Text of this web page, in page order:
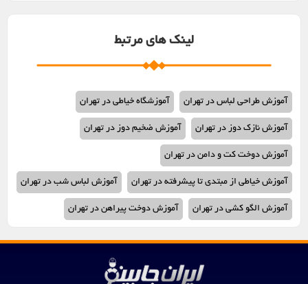
لینک های مرتبط
آموزش طراحی لباس در تهران آموزشگاه خیاطی در تهران
آموزش نازک دوز در تهران آموزش ضخیم دوز در تهران
آموزش دوخت کت و دامن در تهران
آموزش خیاطی از مبتدی تا پیشرفته در تهران آموزش لباس شب در تهران
آموزش الگو کشی در تهران آموزش دوخت پیراهن در تهران
آموزش دوخت لباس در تهران آموزشگاه خیاطی بانوان در تهران